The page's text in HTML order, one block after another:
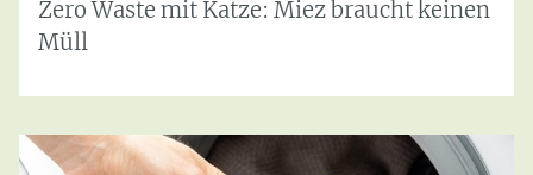
Zero Waste mit Katze: Miez braucht keinen
Müll